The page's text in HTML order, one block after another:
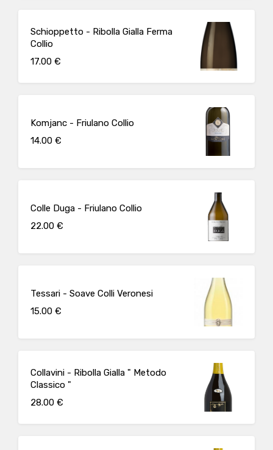
Schioppetto - Ribolla Gialla Ferma
Collio
17.00 €
Komjanc - Friulano Collio
14.00 €
Colle Duga - Friulano Collio
22.00 €
Tessari - Soave Colli Veronesi
15.00 €
Collavini - Ribolla Gialla " Metodo
Classico "
28.00 €